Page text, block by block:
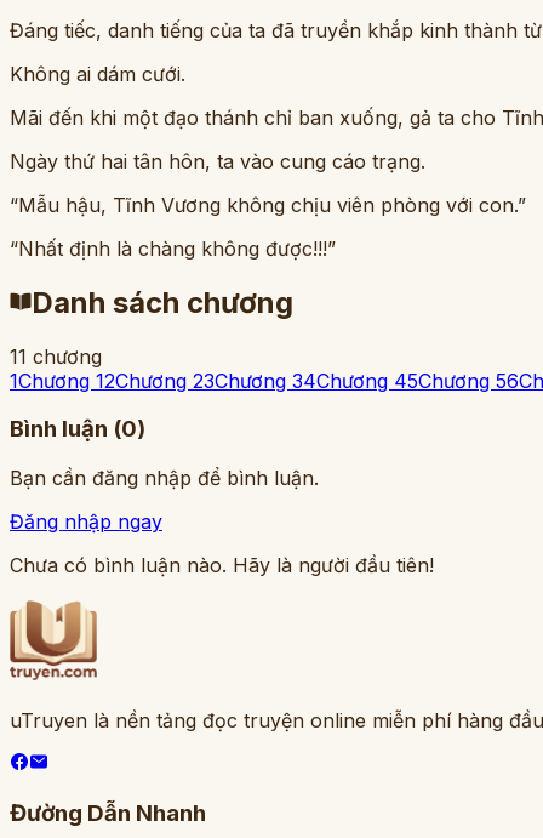
Đáng tiếc, danh tiếng của ta đã truyền khắp kinh thành
Không ai dám cưới.
Mãi đến khi một đạo thánh chỉ ban xuống, gả ta cho
Ngày thứ hai tân hôn, ta vào cung cáo trạng.
“Mẫu hậu, Tĩnh Vương không chịu viên phòng với con.”
“Nhất định là chàng không được!!!”
Danh sách chương
11 chương
1Chương 12Chương 23Chương 34Chương 45Chương 56
Bình luận (0)
Bạn cần đăng nhập để bình luận.
Đăng nhập ngay
Chưa có bình luận nào. Hãy là người đầu tiên!
uTruyen là nền tảng đọc truyện online miễn phí hàng
Đường Dẫn Nhanh